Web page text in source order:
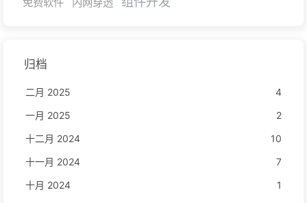
归档
二月 2025
4
一月 2025
2
十二月 2024
10
十一月 2024
7
十月 2024
1